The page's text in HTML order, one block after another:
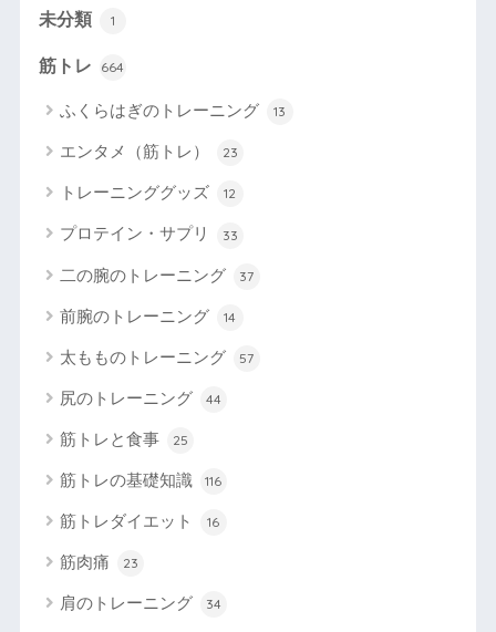
未分類 1
筋トレ 664
ふくらはぎのトレーニング 13
エンタメ（筋トレ） 23
トレーニンググッズ 12
プロテイン・サプリ 33
二の腕のトレーニング 37
前腕のトレーニング 14
太もものトレーニング 57
尻のトレーニング 44
筋トレと食事 25
筋トレの基礎知識 116
筋トレダイエット 16
筋肉痛 23
肩のトレーニング 34